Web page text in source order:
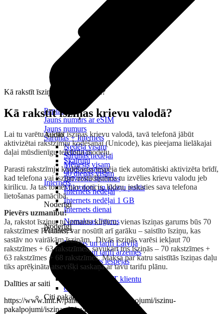
Papildināt
Jauns numurs ar eSIM
Jauns numurs
Sarunas + Internets
Nedēļa visam
Sarunas nedēļai
Mēnesis visam
90 dienas visam
Internets
Internets nedēļai
Internets nedēļai 1 GB
Internets dienai
Noderīgi
Maksas un tarifi Latvijā
Maksas un tarifi ārzemēs
LMT Kartes iespējas
Kur nopirkt
Kā kļūt par LMT klientu
eSIM tehnoloģija
Citi pakalpojumi
Audio
Austiņas
Skaļruņi
Audiosistēmas
Brīvroku sistēmas
Mikrofoni un skaņu pultis
Noderīgi
Nomaksas līgums
Planšetes
Kā rakstīt īsziņas krievu valodā?
Kā rakstīt īsziņas krievu valodā?
Lai tu varētu rakstīt īsziņas krievu valodā, tavā telefonā jābūt
aktivizētai rakstzīmju kodēšanai (Unicode), kas pieejama lielākajai
daļai mūsdienīgu telefona modeļu.
Parasti rakstzīmju kodēšanas iespēja tiek automātiski aktivizēta brīdī,
kad telefona vai īsziņu uzstādījumos tu izvēlies krievu valodu jeb
kirilicu. Ja tas tomēr nav noticis, lūdzu, ieskaties sava telefona
lietošanas pamācībā.
Pievērs uzmanību!
Ja, rakstot īsziņu, tu izmanto kirilicu, vienas īsziņas garums būs 70
rakstzīmes. Protams, var nosūtīt arī garāku – saistīto īsziņu, kas
sastāv no vairākām īsziņām. Divās īsziņās varēsi iekļaut 70
rakstzīmes + 63 rakstzīmes, savukārt trīs īsziņās – 70 rakstzīmes +
63 rakstzīmes + 68 rakstzīmes. Maksa par katru saistītās īsziņas daļu
tiks aprēķināta atsevišķi saskaņā ar tavu tarifu plānu.
Dalīties ar saiti
https://www.lmt.lv/palidziba/papildpakalpojumi/iszinu-
pakalpojumi/iszinas-krievu-valoda